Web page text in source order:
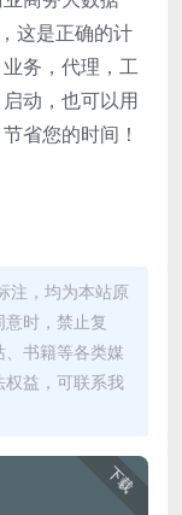
这是正确的计
务，代理，工
动，也可以用
节省您的时间！
注，均为本站原
时，禁止复
书籍等各类媒
益，可联系我
下载